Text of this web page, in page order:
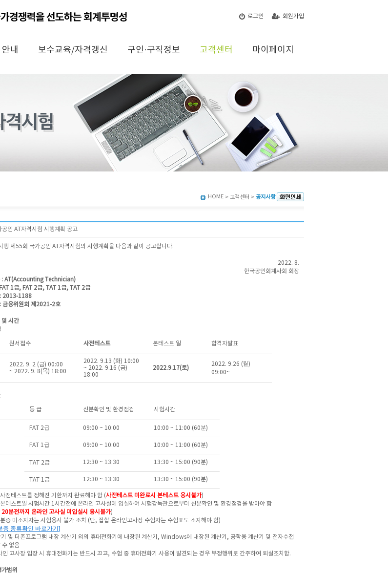
로그인 회원가입
내 보수교육/자격갱신 구인·구직정보 고객센터 마이페이지
HOME > 고객센터 > 공지사항
공인 AT자격시험 시행계획 공고
행 제55회 국가공인 AT자격시험의 시행계획을 다음과 같이 공고합니다.
2022. 8.
한국공인회계사회 회장
: AT(Accounting Technician)
1급, FAT 2급, TAT 1급, TAT 2급
2013-1188
금융위원회 제2021-2호
및 시간
원서접수 사전테스트 본테스트 일 합격자발표
2022. 9. 2 (금) 00:00
~ 2022. 9. 8(목) 18:00
2022. 9.13 (화) 10:00
~ 2022. 9.16 (금)
18:00
2022.9.17(토)
2022. 9.26 (월)
09:00~
등 급 신분확인 및 환경점검 시험시간
FAT 2급 09:00 ~ 10:00 10:00 ~ 11:00 (60분)
FAT 1급 09:00 ~ 10:00 10:00 ~ 11:00 (60분)
TAT 2급 12:30 ~ 13:30 13:30 ~ 15:00 (90분)
TAT 1급 12:30 ~ 13:30 13:30 ~ 15:00 (90분)
전테스트를 정해진 기한까지 완료해야 함 (사전테스트 미완료시 본테스트 응시불가)
테스트일 시험시간 1시간전에 온라인 고사실에 입실하여 시험감독관으로부터 신분확인 및 환경점검을 받아야 함
20분전까지 온라인 고사실 미입실시 응시불가)
증 미소지자는 시험응시 불가 조치
(단, 집합 온라인고사장 수험자는 수험표도 소지해야 함)
증 종류확인 바로가기 ]
및 더존프로그램 내장 계산기 외의 휴대전화기에 내장된 계산기, Windows에 내장된 계산기, 공학용 계산기 및 전자수첩
수 없음
고사장 입장 시 휴대전화기는 반드시 끄고, 수험 중 휴대전화기 사용이 발견되는 경우 부정행위로 간주하여 퇴실조치함.
범위